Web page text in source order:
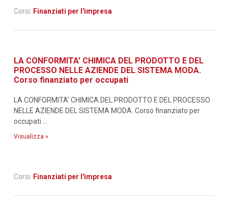
Corsi: Finanziati per l'impresa
LA CONFORMITA' CHIMICA DEL PRODOTTO E DEL
PROCESSO NELLE AZIENDE DEL SISTEMA MODA.
Corso finanziato per occupati
LA CONFORMITA' CHIMICA DEL PRODOTTO E DEL PROCESSO
NELLE AZIENDE DEL SISTEMA MODA. Corso finanziato per
occupati ...
Visualizza »
Corsi: Finanziati per l'impresa